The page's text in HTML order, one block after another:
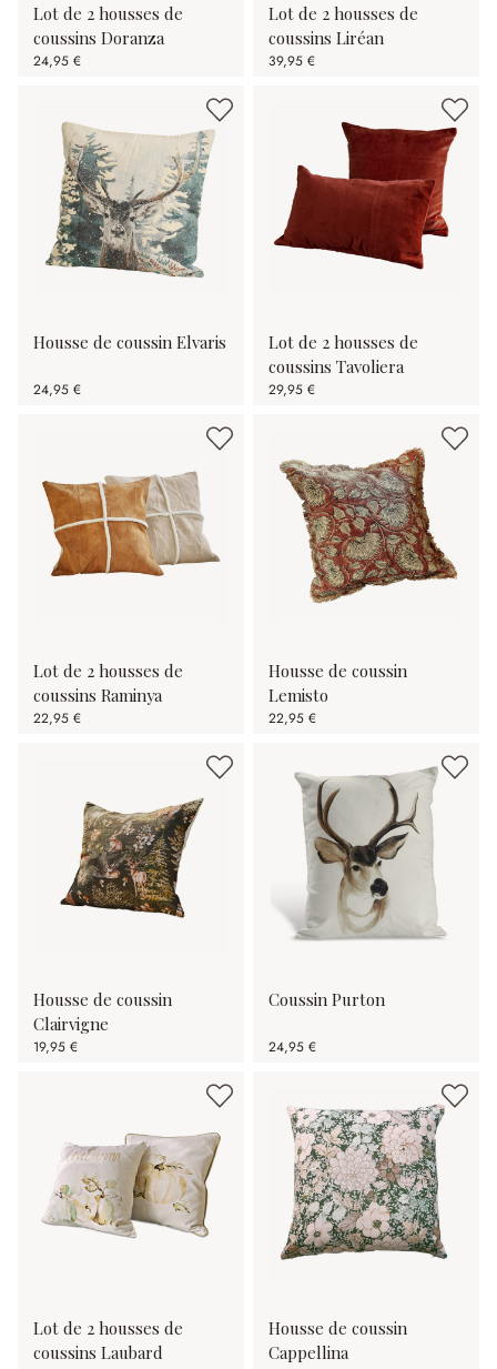
Lot de 2 housses de
coussins Doranza
24,95 €
Lot de 2 housses de
coussins Liréan
39,95 €
Housse de coussin Elvaris
24,95 €
Lot de 2 housses de
coussins Tavoliera
29,95 €
Lot de 2 housses de
coussins Raminya
22,95 €
Housse de coussin
Lemisto
22,95 €
Housse de coussin
Clairvigne
19,95 €
Coussin Purton
24,95 €
Lot de 2 housses de
coussins Laubard
Housse de coussin
Cappellina